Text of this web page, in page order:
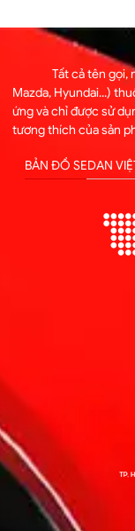
Tất cả tên gọi,
Mazda, Hyundai...)
ứng và chỉ được sử
tương thích của sản
BẢN ĐỒ SEDAN